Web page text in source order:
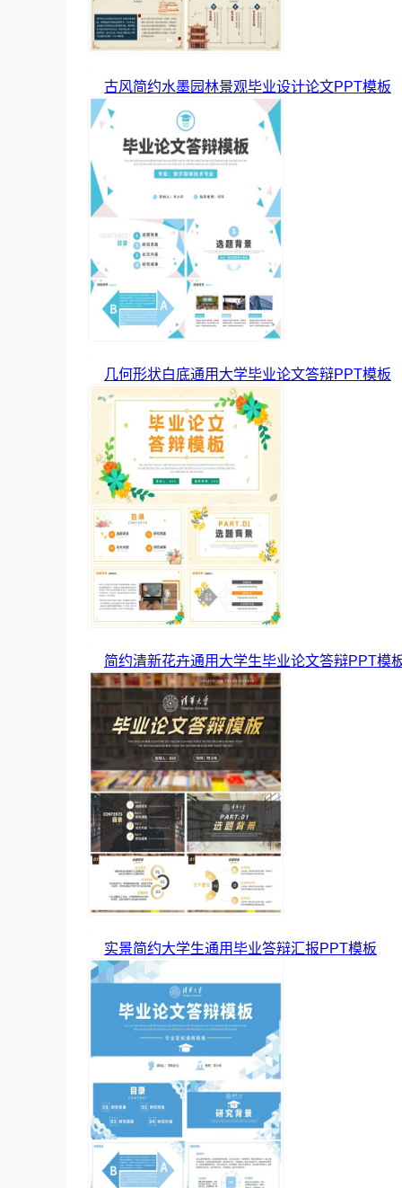
古风简约水墨园林景观毕业设计论文PPT模板
几何形状白底通用大学毕业论文答辩PPT模板
简约清新花卉通用大学生毕业论文答辩PPT模
实景简约大学生通用毕业答辩汇报PPT模板